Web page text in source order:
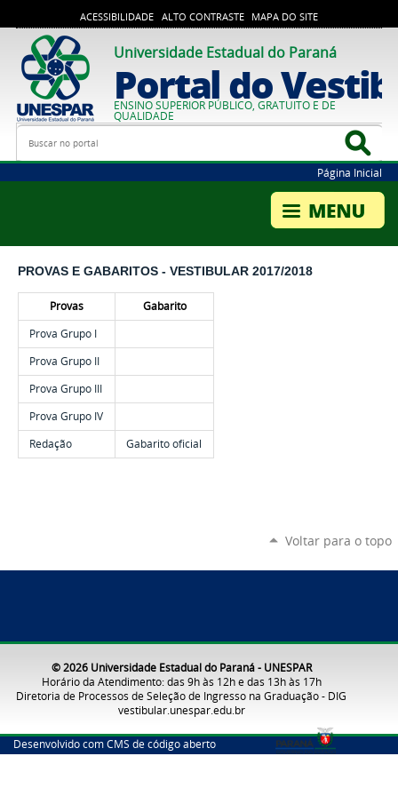
ACESSIBILIDADE ALTO CONTRASTE MAPA DO SITE
Universidade Estadual do Paraná
Portal do
ENSINO SUPERIOR PÚBLICO, GRATUITO E DE
QUALIDADE
Busca
Página Inicial
PROVAS E GABARITOS - VESTIBULAR 2017/2018
Provas
Gabarito
Prova Grupo I
Prova Grupo II
Prova Grupo III
Prova Grupo IV
Redação
Gabarito oficial
Voltar para o topo
© 2026 Universidade Estadual do Paraná - UNESPAR
Horário da Atendimento: das 9h às 12h e das 13h às 17h
Diretoria de Processos de Seleção de Ingresso na Graduação - DIG
vestibular.unespar.edu.br
Desenvolvido com CMS de código aberto